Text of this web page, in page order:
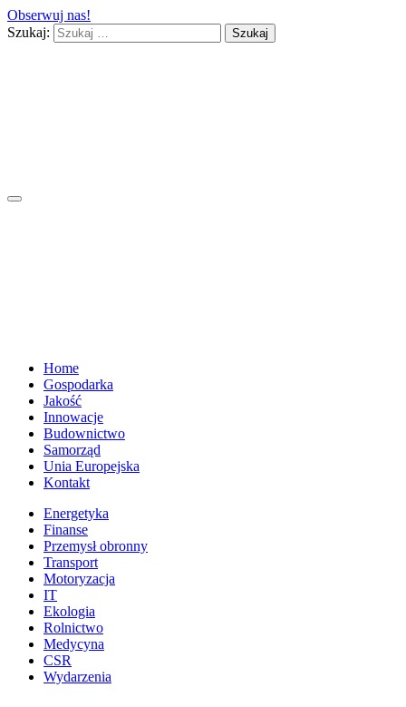
Obserwuj nas!
Szukaj:
Home
Gospodarka
Jakość
Innowacje
Budownictwo
Samorząd
Unia Europejska
Kontakt
Energetyka
Finanse
Przemysł obronny
Transport
Motoryzacja
IT
Ekologia
Rolnictwo
Medycyna
CSR
Wydarzenia